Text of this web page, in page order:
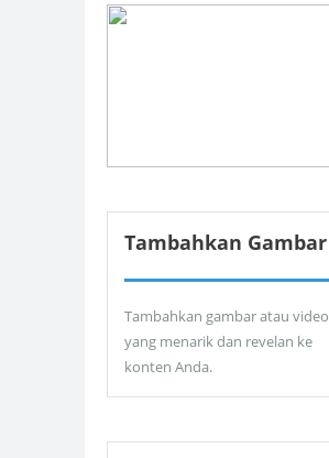
Tambahkan Gambar
Tambahkan gambar atau video
yang menarik dan revelan ke
konten Anda.